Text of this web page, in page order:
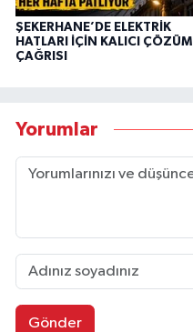
ŞEKERHANE’DE ELEKTRİK
HATLARI İÇİN KALICI ÇÖZÜM
ÇAĞRISI
Yorumlar
Gönder